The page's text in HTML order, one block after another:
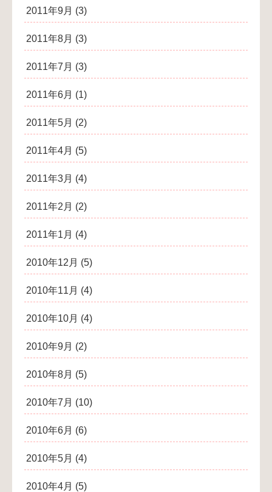
2011年9月 (3)
2011年8月 (3)
2011年7月 (3)
2011年6月 (1)
2011年5月 (2)
2011年4月 (5)
2011年3月 (4)
2011年2月 (2)
2011年1月 (4)
2010年12月 (5)
2010年11月 (4)
2010年10月 (4)
2010年9月 (2)
2010年8月 (5)
2010年7月 (10)
2010年6月 (6)
2010年5月 (4)
2010年4月 (5)